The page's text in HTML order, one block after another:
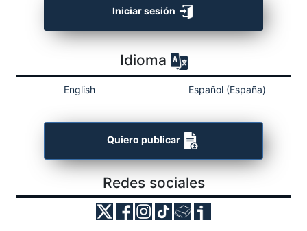
Iniciar sesión
Idioma
English Español (España)
Quiero publicar
Redes sociales